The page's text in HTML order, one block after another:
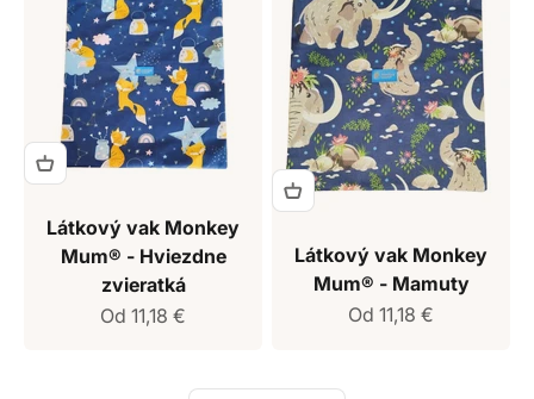
Látkový vak Monkey
Mum® - Hviezdne
zvieratká
Predajná cena
Od 11,18 €
Látkový vak Monkey
Mum® - Mamuty
Predajná cena
Od 11,18 €